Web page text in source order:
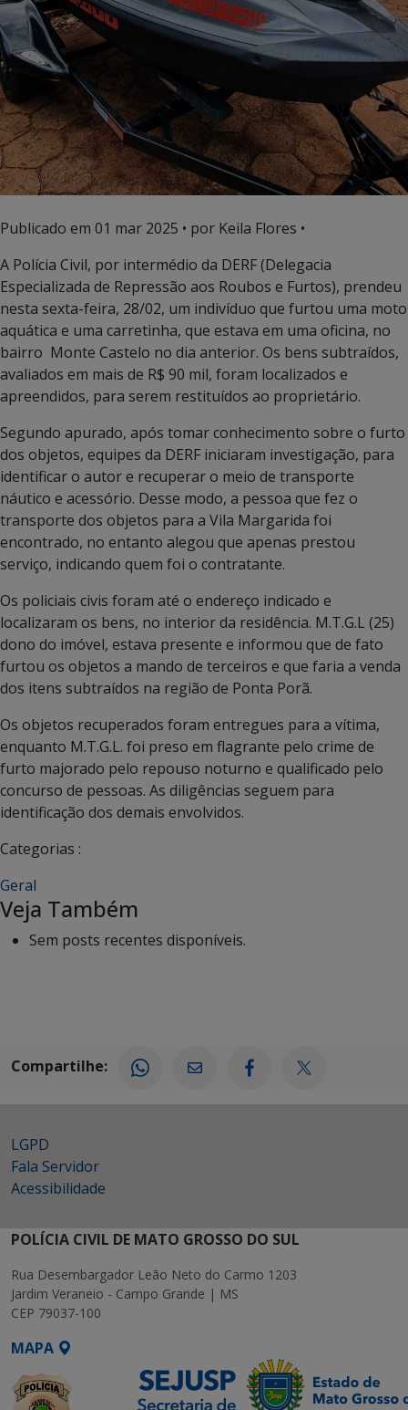
Publicado em 01 mar 2025 • por Keila Flores •
A Polícia Civil, por intermédio da DERF (Delegacia
Especializada de Repressão aos Roubos e Furtos), prendeu
nesta sexta-feira, 28/02, um indivíduo que furtou uma moto
aquática e uma carretinha, que estava em uma oficina, no
bairro Monte Castelo no dia anterior. Os bens subtraídos,
avaliados em mais de R$ 90 mil, foram localizados e
apreendidos, para serem restituídos ao proprietário.
Segundo apurado, após tomar conhecimento sobre o furto
dos objetos, equipes da DERF iniciaram investigação, para
identificar o autor e recuperar o meio de transporte
náutico e acessório. Desse modo, a pessoa que fez o
transporte dos objetos para a Vila Margarida foi
encontrado, no entanto alegou que apenas prestou
serviço, indicando quem foi o contratante.
Os policiais civis foram até o endereço indicado e
localizaram os bens, no interior da residência. M.T.G.L (25)
dono do imóvel, estava presente e informou que de fato
furtou os objetos a mando de terceiros e que faria a venda
dos itens subtraídos na região de Ponta Porã.
Os objetos recuperados foram entregues para a vítima,
enquanto M.T.G.L. foi preso em flagrante pelo crime de
furto majorado pelo repouso noturno e qualificado pelo
concurso de pessoas. As diligências seguem para
identificação dos demais envolvidos.
Categorias :
Geral
Veja Também
Sem posts recentes disponíveis.
Compartilhe:
LGPD
Fala Servidor
Acessibilidade
POLÍCIA CIVIL DE MATO GROSSO DO SUL
Rua Desembargador Leão Neto do Carmo 1203
Jardim Veraneio - Campo Grande | MS
CEP 79037-100
MAPA